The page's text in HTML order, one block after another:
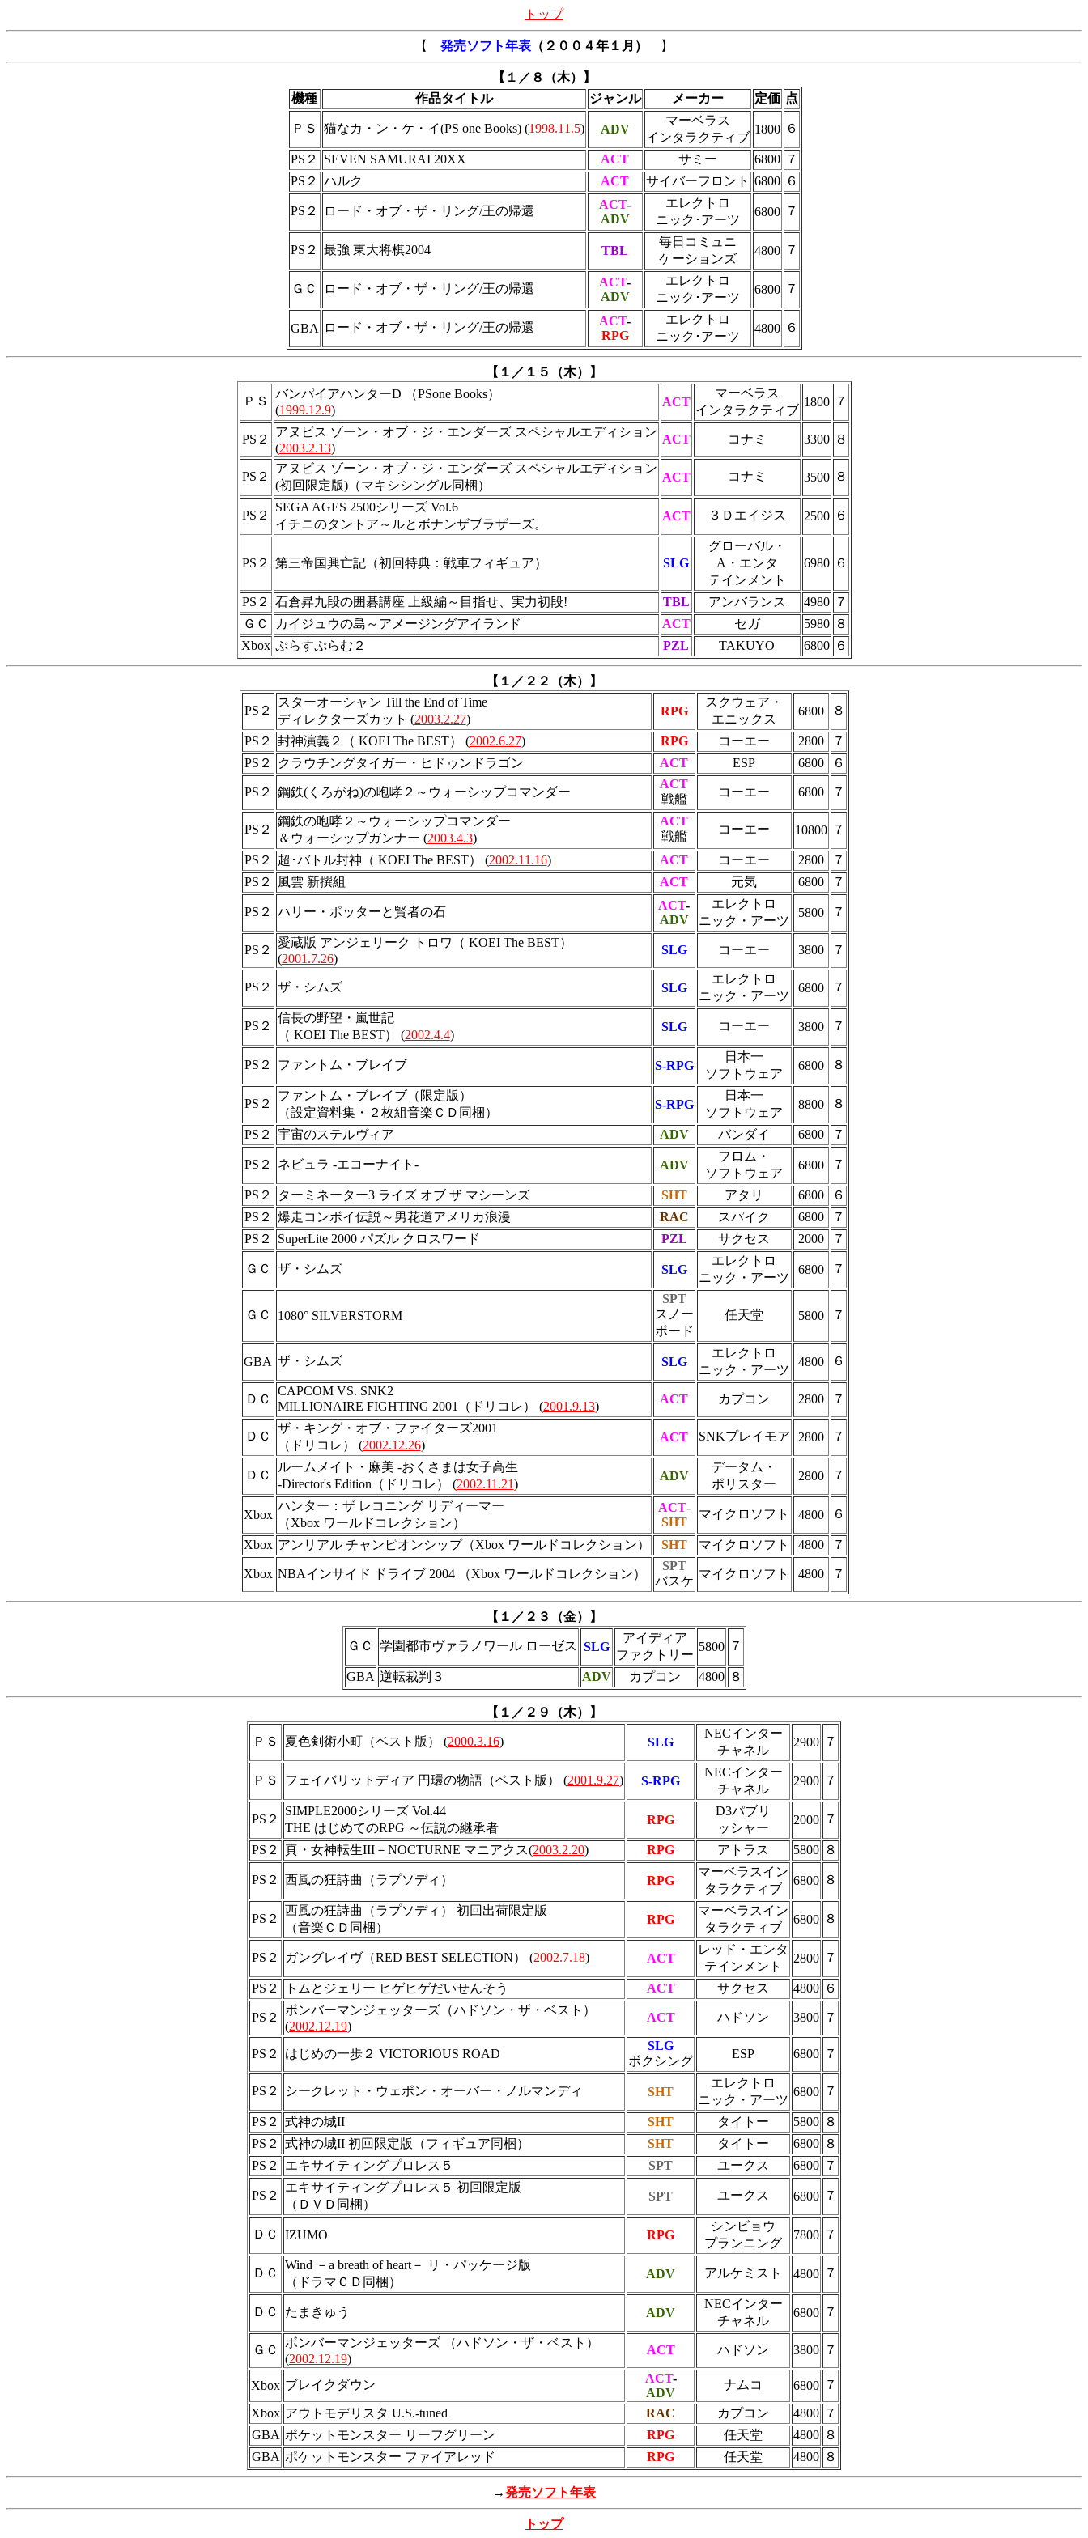
トップ
【 発売ソフト年表 （２００４年１月） 】
【１／８（木）】
機種
作品タイトル ジャンル メーカー 定価 点
ＰＳ 猫なカ・ン・ケ・イ(PS one Books) (1998.11.5) ADV
マーベラス
インタラクティブ
1800 ６
PS２ SEVEN SAMURAI 20XX ACT サミー 6800
７
PS２
ハルク ACT サイバーフロント 6800 ６
PS２ ロード・オブ・ザ・リング/王の帰還 ACT-
ADV
エレクトロ
ニック･アーツ
6800 ７
PS２ 最強 東大将棋2004 TBL
毎日コミュニ
ケーションズ
4800 ７
ＧＣ ロード・オブ・ザ・リング/王の帰還 ACT-
ADV
エレクトロ
ニック･アーツ
6800 ７
GBA ロード・オブ・ザ・リング/王の帰還 ACT-
RPG
エレクトロ
ニック･アーツ
4800 ６
【１／１５（木）】
ＰＳ
バンパイアハンターD （PSone Books）
(1999.12.9)
ACT
マーベラス
インタラクティブ
1800 ７
PS２
アヌビス ゾーン・オブ・ジ・エンダーズ スペシャルエディション
(2003.2.13)
ACT コナミ 3300 ８
PS２
アヌビス ゾーン・オブ・ジ・エンダーズ スペシャルエディション
(初回限定版)（マキシシングル同梱）
ACT コナミ 3500 ８
PS２
SEGA AGES 2500シリーズ Vol.6
イチニのタントア～ルとボナンザブラザーズ。
ACT ３Ｄエイジス 2500 ６
PS２ 第三帝国興亡記（初回特典：戦車フィギュア） SLG
グローバル・
A・エンタ
テインメント
6980 ６
PS２ 石倉昇九段の囲碁講座 上級編～目指せ、実力初段! TBL アンバランス 4980
７
ＧＣ
カイジュウの島～アメージングアイランド ACT セガ 5980 ８
Xbox ぷらすぷらむ２ PZL TAKUYO 6800 ６
【１／２２（木）】
PS２
スターオーシャン Till the End of Time
ディレクターズカット (2003.2.27)
RPG
スクウェア・
エニックス
6800 ８
PS２ 封神演義２（ KOEI The BEST） (2002.6.27) RPG コーエー 2800
７
PS２
クラウチングタイガー・ヒドゥンドラゴン ACT ESP 6800 ６
PS２ 鋼鉄(くろがね)の咆哮２～ウォーシップコマンダー
ACT
戦艦
コーエー 6800 ７
PS２
鋼鉄の咆哮２～ウォーシップコマンダー
＆ウォーシップガンナー (2003.4.3)
ACT
戦艦
コーエー 10800 ７
PS２ 超･バトル封神（ KOEI The BEST） (2002.11.16) ACT コーエー 2800
７
PS２
風雲 新撰組 ACT 元気 6800 ７
PS２ ハリー・ポッターと賢者の石 ACT-
ADV
エレクトロ
ニック・アーツ
5800 ７
PS２
愛蔵版 アンジェリーク トロワ（ KOEI The BEST）
(2001.7.26)
SLG コーエー 3800 ７
PS２ ザ・シムズ SLG
エレクトロ
ニック・アーツ
6800 ７
PS２
信長の野望・嵐世記
（ KOEI The BEST） (2002.4.4)
SLG コーエー 3800 ７
PS２ ファントム・ブレイブ S-RPG
日本一
ソフトウェア
6800 ８
PS２
ファントム・ブレイブ（限定版）
（設定資料集・２枚組音楽ＣＤ同梱）
S-RPG
日本一
ソフトウェア
8800 ８
PS２ 宇宙のステルヴィア ADV バンダイ 6800 ７
PS２ ネビュラ -エコーナイト- ADV
フロム・
ソフトウェア
6800 ７
PS２ ターミネーター3 ライズ オブ ザ マシーンズ SHT アタリ 6800
６
PS２
爆走コンボイ伝説～男花道アメリカ浪漫 RAC スパイク 6800
７
PS２
SuperLite 2000 パズル クロスワード PZL サクセス 2000 ７
ＧＣ ザ・シムズ SLG
エレクトロ
ニック・アーツ
6800 ７
ＧＣ 1080° SILVERSTORM
SPT
スノー
ボード
任天堂 5800 ７
GBA ザ・シムズ SLG
エレクトロ
ニック・アーツ
4800 ６
ＤＣ
CAPCOM VS. SNK2
MILLIONAIRE FIGHTING 2001（ドリコレ） (2001.9.13)
ACT カプコン 2800 ７
ＤＣ
ザ・キング・オブ・ファイターズ2001
（ドリコレ） (2002.12.26)
ACT SNKプレイモア 2800 ７
ＤＣ
ルームメイト・麻美 -おくさまは女子高生
-Director's Edition（ドリコレ） (2002.11.21)
ADV
データム・
ポリスター
2800 ７
Xbox
ハンター：ザ レコニング リディーマー
（Xbox ワールドコレクション）
ACT-
SHT
マイクロソフト 4800 ６
Xbox アンリアル チャンピオンシップ（Xbox ワールドコレクション） SHT マイクロソフト 4800 ７
Xbox NBAインサイド ドライブ 2004 （Xbox ワールドコレクション）
SPT
バスケ
マイクロソフト 4800 ７
【１／２３（金）】
ＧＣ 学園都市ヴァラノワール ローゼス SLG
アイディア
ファクトリー
5800 ７
GBA 逆転裁判３ ADV カプコン 4800 ８
【１／２９（木）】
ＰＳ 夏色剣術小町（ベスト版） (2000.3.16) SLG
NECインター
チャネル
2900 ７
ＰＳ フェイバリットディア 円環の物語（ベスト版） (2001.9.27) S-RPG
NECインター
チャネル
2900 ７
PS２
SIMPLE2000シリーズ Vol.44
THE はじめてのRPG ～伝説の継承者
RPG
D3パブリ
ッシャー
2000 ７
PS２ 真・女神転生III－NOCTURNE マニアクス(2003.2.20) RPG アトラス 5800 ８
PS２ 西風の狂詩曲（ラプソディ） RPG
マーベラスイン
タラクティブ
6800 ８
PS２
西風の狂詩曲（ラプソディ） 初回出荷限定版
（音楽ＣＤ同梱）
RPG
マーベラスイン
タラクティブ
6800 ８
PS２ ガングレイヴ（RED BEST SELECTION） (2002.7.18) ACT
レッド・エンタ
テインメント
2800 ７
PS２ トムとジェリー ヒゲヒゲだいせんそう ACT サクセス 4800 ６
PS２
ボンバーマンジェッターズ（ハドソン・ザ・ベスト）
(2002.12.19)
ACT ハドソン 3800 ７
PS２ はじめの一歩２ VICTORIOUS ROAD
SLG
ボクシング
ESP 6800 ７
PS２ シークレット・ウェポン・オーバー・ノルマンディ SHT
エレクトロ
ニック・アーツ
6800 ７
PS２ 式神の城II SHT タイトー 5800 ８
PS２
式神の城II 初回限定版（フィギュア同梱） SHT タイトー 6800 ８
PS２
エキサイティングプロレス５ SPT ユークス 6800 ７
PS２
エキサイティングプロレス５ 初回限定版
（ＤＶＤ同梱）
SPT ユークス 6800 ７
ＤＣ IZUMO RPG
シンビョウ
プランニング
7800 ７
ＤＣ
Wind －a breath of heart－ リ・パッケージ版
（ドラマＣＤ同梱）
ADV アルケミスト 4800 ７
ＤＣ たまきゅう ADV
NECインター
チャネル
6800 ７
ＧＣ
ボンバーマンジェッターズ （ハドソン・ザ・ベスト）
(2002.12.19)
ACT ハドソン 3800 ７
Xbox ブレイクダウン ACT-
ADV
ナムコ 6800 ７
Xbox アウトモデリスタ U.S.-tuned RAC カプコン 4800 ７
GBA ポケットモンスター リーフグリーン RPG 任天堂 4800 ８
GBA ポケットモンスター ファイアレッド RPG 任天堂 4800 ８
→発売ソフト年表
トップ